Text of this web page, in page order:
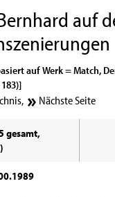
auf
auf Werk = Match,
, Nächste Seite
gesamt,